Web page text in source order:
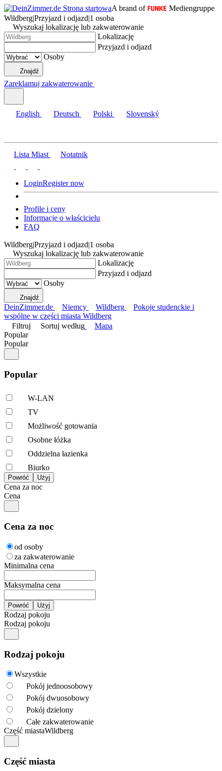
A brand of
Mediengruppe
Wildberg|Przyjazd i odjazd|1 osoba
Wyszukaj lokalizację lub zakwaterowanie
Lokalizację
Przyjazd i odjazd
Osoby
Znajdź
Zareklamuj zakwaterowanie
English Deutsch Polski Slovenský
Lista Miast Notatnik
LoginRegister now
Profile i ceny
Informacje o właścicielu
FAQ
Wildberg|Przyjazd i odjazd|1 osoba
Wyszukaj lokalizację lub zakwaterowanie
Lokalizację
Przyjazd i odjazd
Osoby
Znajdź
DeinZimmer.de Niemcy Wildberg
Pokoje studenckie i
wspólne w części miasta Wildberg
Filtruj
Sortuj według
Mapa
Popular
Popular
Popular
W-LAN
TV
Możliwość gotowania
Osobne łóżka
Oddzielna łazienka
Biurko
Cena za noc
Cena
Cena za noc
od osoby
za zakwaterowanie
Minimalna cena
Maksymalna cena
Rodzaj pokoju
Rodzaj pokoju
Rodzaj pokoju
Wszystkie
Pokój jednoosobowy
Pokój dwuosobowy
Pokój dzielony
Całe zakwaterowanie
Część miastaWildberg
Część miasta